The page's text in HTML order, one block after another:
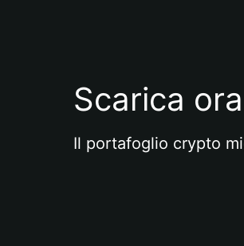
Scarica
Il portafoglio crypto